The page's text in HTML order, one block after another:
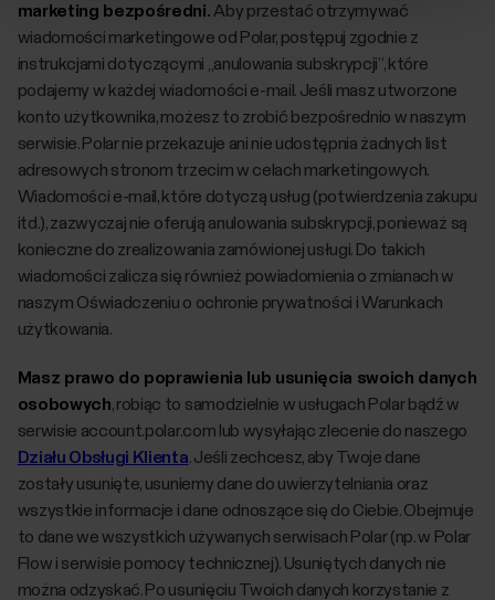
marketing bezpośredni.Aby przestać otrzymywać
wiadomości marketingowe od Polar, postępuj zgodnie z
instrukcjami dotyczącymi „anulowania subskrypcji”, które
podajemy w każdej wiadomości e-mail. Jeśli masz utworzone
konto użytkownika, możesz to zrobić bezpośrednio w naszym
serwisie. Polar nie przekazuje ani nie udostępnia żadnych list
adresowych stronom trzecim w celach marketingowych.
Wiadomości e-mail, które dotyczą usług (potwierdzenia zakupu
itd.), zazwyczaj nie oferują anulowania subskrypcji, ponieważ są
konieczne do zrealizowania zamówionej usługi. Do takich
wiadomości zalicza się również powiadomienia o zmianach w
naszym Oświadczeniu o ochronie prywatności i Warunkach
użytkowania.
Masz prawo do poprawienia lub usunięcia swoich danych
osobowych, robiąc to samodzielnie w usługach Polar bądź w
serwisie account.polar.com lub wysyłając zlecenie do naszego
Działu Obsługi Klienta. Jeśli zechcesz, aby Twoje dane
zostały usunięte, usuniemy dane do uwierzytelniania oraz
wszystkie informacje i dane odnoszące się do Ciebie. Obejmuje
to dane we wszystkich używanych serwisach Polar (np. w Polar
Flow i serwisie pomocy technicznej). Usuniętych danych nie
można odzyskać. Po usunięciu Twoich danych korzystanie z